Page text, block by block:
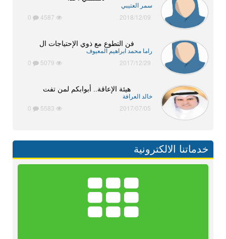
سمر العتيبي
2018/12/09
فن التطوع مع ذوي الإحتياجات ال
راما محمد ابراهيم المعيوف
2017/12/29
هيئة الإعاقة.. أبوابكم لمن تفت
خالد العرافة
2017/07/05
خدماتنا الالكترونية